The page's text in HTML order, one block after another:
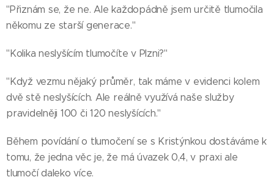
"Přiznám se, že ne. Ale každopádně jsem určitě tlumočila
někomu ze starší generace."
"Kolika neslyšícím tlumočíte v Plzni?"
"Když vezmu nějaký průměr, tak máme v evidenci kolem
dvě stě neslyšících. Ale reálně využívá naše služby
pravidelněji 100 či 120 neslyšících."
Během povídání o tlumočení se s Kristýnkou dostáváme k
tomu, že jedna věc je, že má úvazek 0,4, v praxi ale
tlumočí daleko více.